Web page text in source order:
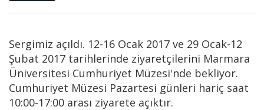
Sergimiz açıldı. 12-16 Ocak 2017 ve 29 Ocak-12
Şubat 2017 tarihlerinde ziyaretçilerini Marmara
Üniversitesi Cumhuriyet Müzesi'nde bekliyor.
Cumhuriyet Müzesi Pazartesi günleri hariç saat
10:00-17:00 arası ziyarete açıktır.